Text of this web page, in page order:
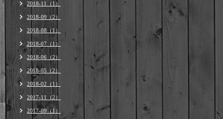
2018-11（1）
2018-09（2）
2018-08（1）
2018-07（1）
2018-06（2）
2018-05（2）
2018-02（1）
2017-11（2）
2017-09（1）